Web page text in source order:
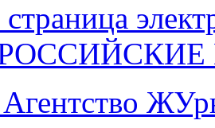
страница